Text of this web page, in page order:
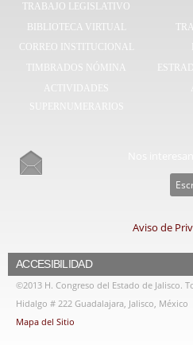
TRABAJO LEGISLATIVO
BIBLIOTECA VIRTUAL
CORREO INSTITUCIONAL
TIMBRADOS NÓMINA
ACTIVIDADES
SUPERNUMERARIOS
Aviso de
ACCESIBILIDAD
©2013 H. Congreso del Estado de Jalisco.
Hidalgo # 222 Guadalajara, Jalisco, México
Mapa del Sitio